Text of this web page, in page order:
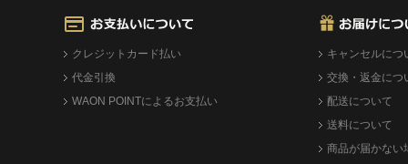
クレジットカード払い
代金引換
WAON POINTによるお支払い
キャンセルにつ
交換・返金につ
配送について
送料について
商品が届かない